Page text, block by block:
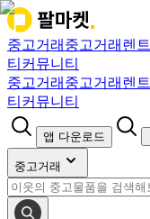
중고거래 중고거래 렌트
티 커뮤니티
중고거래 중고거래 렌트
티 커뮤니티
앱 다운로드
중고거래